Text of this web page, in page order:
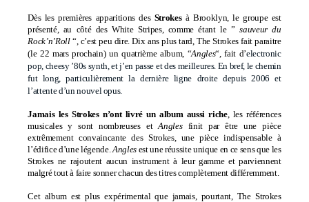
Dès les premières apparitions des Strokesà Brooklyn, le groupe est
présenté, au côté des White Stripes, comme étant le ”sauveur du
Rock’n’Roll “, c’est peu dire. Dix ans plus tard, The Strokes fait paraitre
(le 22 mars prochain) un quatrième album, “Angles“, fait d’electronic
pop, cheesy ’80s synth, et j’en passe et des meilleures. En bref, le chemin
fut long, particulièrement la dernière ligne droite depuis 2006 et
l’attente d’un nouvel opus.
Jamais les Strokes n’ont livré un album aussi riche, les références
musicales y sont nombreuses etAnglesfinit par être une pièce
extrêmement convaincante des Strokes, une pièce indispensable à
l’édifice d’une légende.Anglesest une réussite unique en ce sens que les
Strokes ne rajoutent aucun instrument à leur gamme et parviennent
malgré tout à faire sonner chacun des titres complètement différemment.
Cet album est plus expérimental que jamais, pourtant, The Strokes